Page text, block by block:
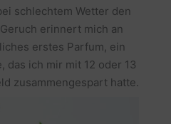
schlechtem Wetter den
erinnert mich an
erstes Parfum, ein
das ich mir mit 12 oder 13
zusammengespart hatte.